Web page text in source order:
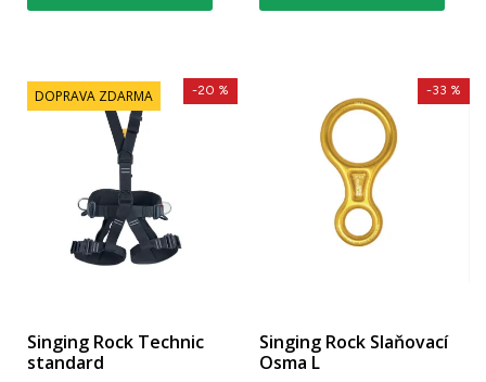
DOPRAVA ZDARMA
Singing Rock Technic
standard
-20 %
Singing Rock Slaňovací
Osma L
-33 %